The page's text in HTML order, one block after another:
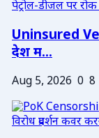
Uninsured
देश म...
Aug 5, 2026 0 8